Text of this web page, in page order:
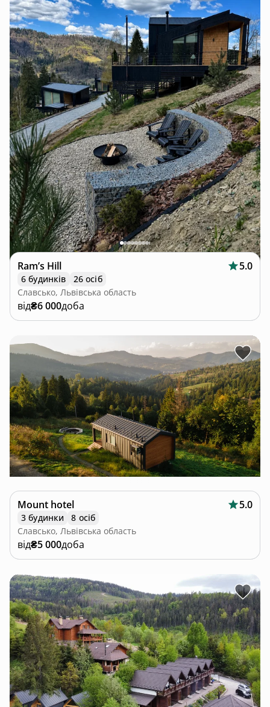
Ram’s Hill 5.0
6 будинків
26 осіб
Славсько, Львівська область
від₴6 000доба
Mount hotel 5.0
3 будинки
8 осіб
Славсько, Львівська область
від₴5 000доба